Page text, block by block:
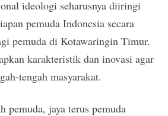
ideologi seharusnya diiringi
pemuda Indonesia secara
pemuda di Kotawaringin Timur.
karakteristik dan inovasi agar
tengah masyarakat.
pemuda, jaya terus pemuda